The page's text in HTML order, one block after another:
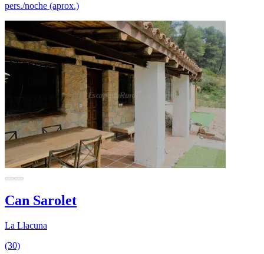
pers./noche (aprox.)
Can Sarolet
La Llacuna
(30)